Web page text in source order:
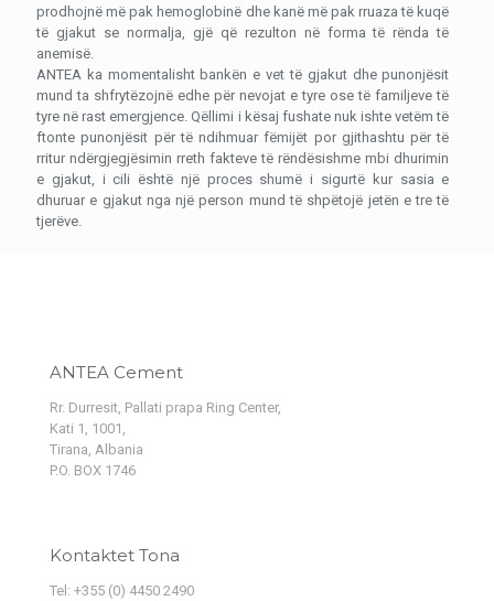
prodhojnë më pak hemoglobinë dhe kanë më pak rruaza të kuqë
të gjakut se normalja, gjë që rezulton në forma të rënda të
anemisë.
ANTEA ka momentalisht bankën e vet të gjakut dhe punonjësit
mund ta shfrytëzojnë edhe për nevojat e tyre ose të familjeve të
tyre në rast emergjence. Qëllimi i kësaj fushate nuk ishte vetëm të
ftonte punonjësit për të ndihmuar fëmijët por gjithashtu për të
rritur ndërgjegjësimin rreth fakteve të rëndësishme mbi dhurimin
e gjakut, i cili është një proces shumë i sigurtë kur sasia e
dhuruar e gjakut nga një person mund të shpëtojë jetën e tre të
tjerëve.
ANTEA Cement
Rr. Durresit, Pallati prapa Ring Center,
Kati 1, 1001,
Tirana, Albania
P.O. BOX 1746
Kontaktet Tona
Tel: +355 (0) 4450 2490